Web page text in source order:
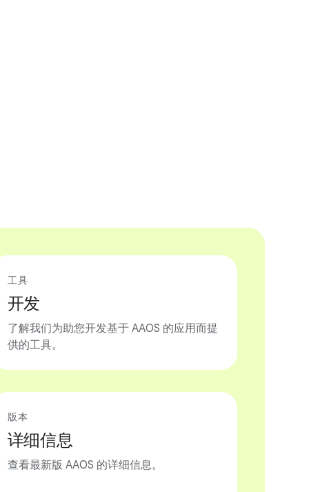
工具
开发
了解我们为助您开发基于 AAOS 的应用而提
供的工具。
版本
详细信息
查看最新版 AAOS 的详细信息。